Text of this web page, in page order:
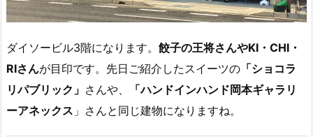
ダイソービル3階になります。 餃子の王将さんやKI・CHI・
RIさんが目印です。先日ご紹介したスイーツの 「ショコラ
リパブリック」 さんや、
「ハンドインハンド岡本ギャラリ
ーアネックス 」さんと同じ建物になりますね。